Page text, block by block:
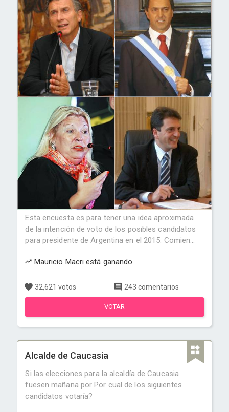
Esta encuesta es para tener una idea aproximada
de la intención de voto de los posibles candidatos
para presidente de Argentina en el 2015. Comien...
Mauricio Macri está ganando
32,621 votos 243 comentarios
VOTAR
Alcalde de Caucasia
Si las elecciones para la alcaldía de Caucasia
fuesen mañana por Por cual de los siguientes
candidatos votaría?